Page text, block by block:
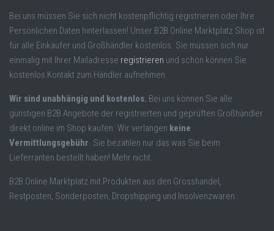
Bei uns müssen Sie sich nicht kostenpflichtig registrieren oder Ihre
Persönlichen Daten hinterlassen! Unser B2B Online Marktplatz Shop ist
für alle Einkäufer und Großhändler kostenlos. Sie müssen sich nur
einmalig mit Ihrer Mailadresse registrieren und schon können Sie
kostenlos Kontakt zum Händler aufnehmen.
Wir sind unabhängig und kostenlos. Bei uns können Sie alle
günstigen B2B Angebote der registrierten und geprüften Großhändler
direkt online im Shop kaufen. Wir verlangen keine
Vermittlungsgebühr. Sie bezahlen nur das was Sie beim
Lieferranten bestellt haben! Mehr nicht.
B2B Online Marktplatz mit Produkten aus den Grosshandel,
Restposten, Sonderposten, Dropshipping und Insolvenzwaren.